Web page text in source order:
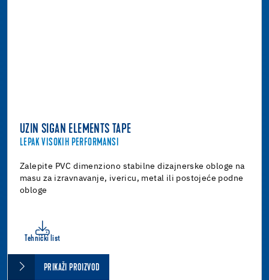
UZIN SIGAN ELEMENTS TAPE
LEPAK VISOKIH PERFORMANSI
Zalepite PVC dimenziono stabilne dizajnerske obloge na
masu za izravnavanje, ivericu, metal ili postojeće podne
obloge
Tehnički list
PRIKAŽI PROIZVOD